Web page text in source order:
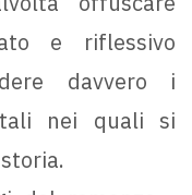
e riflessivo
davvero i
nei quali si